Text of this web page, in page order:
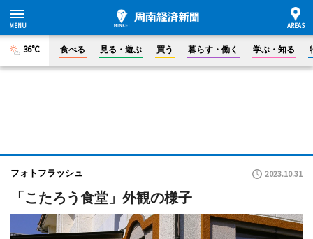
36°C 食べる 見る・遊ぶ 買う 暮らす・働く 学ぶ・知る
フォトフラッシュ 2023.10.31
「こたろう食堂」外観の様子